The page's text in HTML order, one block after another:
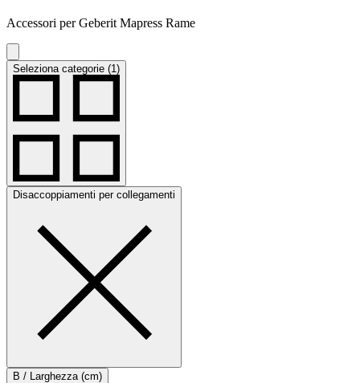
Accessori per Geberit Mapress Rame
Seleziona categorie (1)
Disaccoppiamenti per collegamenti
B / Larghezza (cm)